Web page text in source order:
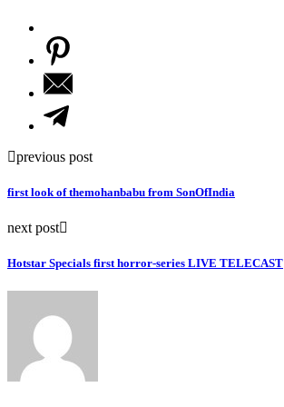
previous post
first look of themohanbabu from SonOfIndia
next post
Hotstar Specials first horror-series LIVE TELECAST